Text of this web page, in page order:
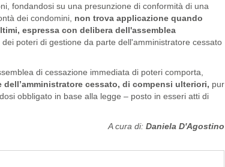
fondandosi su una presunzione di conformità di una
dei condomini, non trova applicazione quando
espressa con delibera dell'assemblea
poteri di gestione da parte dell'amministratore cessato
di cessazione immediata di poteri comporta,
cessato, di compensi ulteriori, pur
obbligato in base alla legge – posto in esseri atti di
A cura di:Daniela D'Agostino